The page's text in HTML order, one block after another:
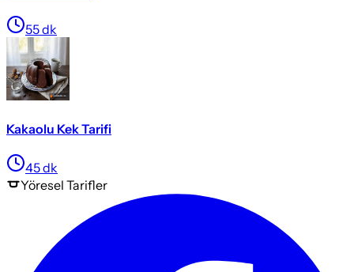
55dk
Kakaolu Kek Tarifi
45dk
Yöresel Tarifler